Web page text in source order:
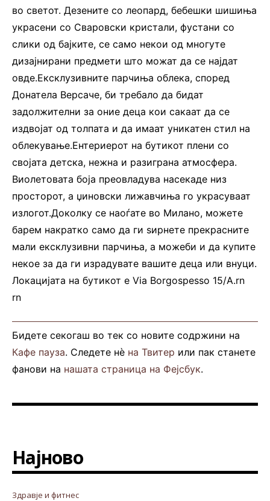
во светот. Дезените со леопард, бебешки шишиња
украсени со Сваровски кристали, фустани со
слики од бајките, се само некои од многуте
дизајнирани предмети што можат да се најдат
овде.Ексклузивните парчиња облека, според
Донатела Версаче, би требало да бидат
задолжителни за оние деца кои сакаат да се
издвојат од толпата и да имаат уникатен стил на
облекување.Ентериерот на бутикот плени со
својата детска, нежна и разиграна атмосфера.
Виолетовата боја преовладува насекаде низ
просторот, а џиновски лижавчиња го украсуваат
излогот.Доколку се наоѓате во Милано, можете
барем накратко само да ги ѕирнете прекрасните
мали ексклузивни парчиња, а можеби и да купите
некое за да ги израдувате вашите деца или внуци.
Локацијата на бутикот е Via Borgospesso 15/A.rn
rn
Бидете секогаш во тек со новите содржини на
Кафе пауза. Следете нè на Твитер или пак станете
фанови на нашата страница на Фејсбук.
Најново
Здравје и фитнес